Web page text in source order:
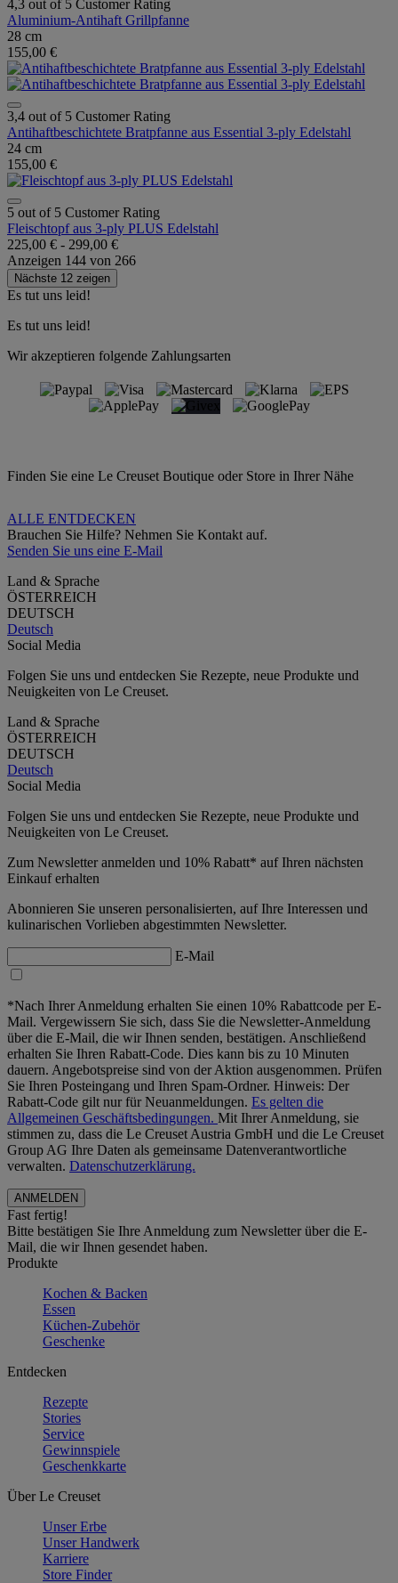
4,3 out of 5 Customer Rating
Aluminium-Antihaft Grillpfanne
28 cm
155,00 €
3,4 out of 5 Customer Rating
Antihaftbeschichtete Bratpfanne aus Essential 3-ply Edelstahl
24 cm
155,00 €
5 out of 5 Customer Rating
Fleischtopf aus 3-ply PLUS Edelstahl
225,00 € - 299,00 €
Anzeigen 144 von 266
Nächste 12 zeigen
Es tut uns leid!
Es tut uns leid!
Wir akzeptieren folgende Zahlungsarten
Finden Sie eine Le Creuset Boutique oder Store in Ihrer Nähe
ALLE ENTDECKEN
Brauchen Sie Hilfe? Nehmen Sie Kontakt auf.
Senden Sie uns eine E-Mail
Land & Sprache
ÖSTERREICH
DEUTSCH
Deutsch
Social Media
Folgen Sie uns und entdecken Sie Rezepte, neue Produkte und
Neuigkeiten von Le Creuset.
Land & Sprache
ÖSTERREICH
DEUTSCH
Deutsch
Social Media
Folgen Sie uns und entdecken Sie Rezepte, neue Produkte und
Neuigkeiten von Le Creuset.
Zum Newsletter anmelden und 10% Rabatt* auf Ihren nächsten
Einkauf erhalten
Abonnieren Sie unseren personalisierten, auf Ihre Interessen und
kulinarischen Vorlieben abgestimmten Newsletter.
E-Mail
*Nach Ihrer Anmeldung erhalten Sie einen 10% Rabattcode per E-
Mail. Vergewissern Sie sich, dass Sie die Newsletter-Anmeldung
über die E-Mail, die wir Ihnen senden, bestätigen. Anschließend
erhalten Sie Ihren Rabatt-Code. Dies kann bis zu 10 Minuten
dauern. Angebotspreise sind von der Aktion ausgenommen. Prüfen
Sie Ihren Posteingang und Ihren Spam-Ordner. Hinweis: Der
Rabatt-Code gilt nur für Neuanmeldungen. Es gelten die
Allgemeinen Geschäftsbedingungen. Mit Ihrer Anmeldung, sie
stimmen zu, dass die Le Creuset Austria GmbH und die Le Creuset
Group AG Ihre Daten als gemeinsame Datenverantwortliche
verwalten. Datenschutzerklärung.
Fast fertig!
Bitte bestätigen Sie Ihre Anmeldung zum Newsletter über die E-
Mail, die wir Ihnen gesendet haben.
Produkte
Kochen & Backen
Essen
Küchen-Zubehör
Geschenke
Entdecken
Rezepte
Stories
Service
Gewinnspiele
Geschenkkarte
Über Le Creuset
Unser Erbe
Unser Handwerk
Karriere
Store Finder